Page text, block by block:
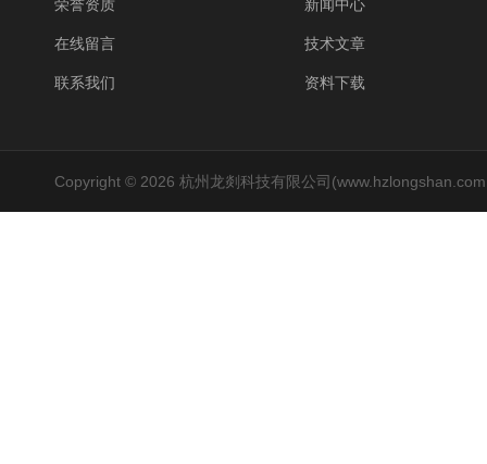
荣誉资质
在线留言
联系我们
新闻中心
技术文章
资料下载
Copyright © 2026 杭州龙剡科技有限公司